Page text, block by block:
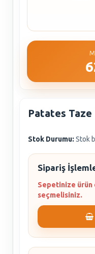
Patates Taze
Stok Durumu: Stok
Sipariş
Sepetinize ürün
seçmelisiniz.